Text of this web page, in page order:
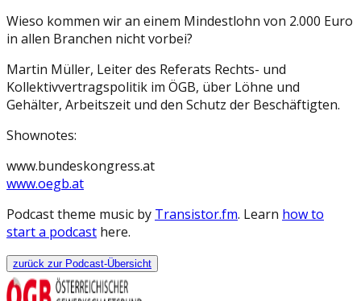
Wieso kommen wir an einem Mindestlohn von 2.000 Euro
in allen Branchen nicht vorbei?
Martin Müller, Leiter des Referats Rechts- und
Kollektivvertragspolitik im ÖGB, über Löhne und
Gehälter, Arbeitszeit und den Schutz der Beschäftigten.
Shownotes:
www.bundeskongress.at
www.oegb.at
Podcast theme music by Transistor.fm. Learn how to
start a podcast here.
zurück zur Podcast-Übersicht